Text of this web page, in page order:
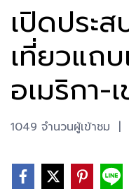
เปิดประ
เที่ยวแถ
อเมริกา-
1049 จำนวนผู้เข้าชม |